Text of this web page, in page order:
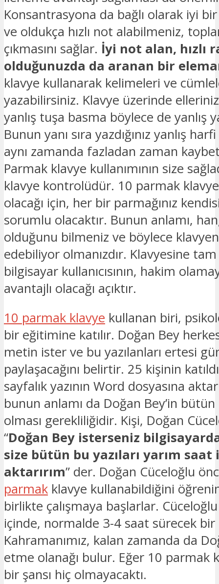
Konsantrasyona da bağlı olarak iyi bir
ve oldukça hızlı not alabilmeniz,
çıkmasını sağlar. İyi not alan, hızlı
olduğunuzda da aranan bir
klavye kullanarak kelimeleri ve
yazabilirsiniz. Klavye üzerinde
yanlış tuşa basma böylece de yanlış
Bunun yanı sıra yazdığınız yanlış
aynı zamanda fazladan zaman
Parmak klavye kullanımının size
klavye kontrolüdür. 10 parmak
olacağı için, her bir parmağınız
sorumlu olacaktır. Bunun anlamı,
olduğunu bilmeniz ve böylece
edebiliyor olmanızdır. Klavyesine
bilgisayar kullanıcısının, hakim
avantajlı olacağı açıktır.
10 parmak klavye kullanan biri,
bir eğitimine katılır. Doğan Bey
metin ister ve bu yazılanları ertesi
paylaşacağını belirtir. 25 kişinin
sayfalık yazının Word dosyasına
bunun anlamı da Doğan Bey’in
olması gerekliliğidir. Kişi, Doğan
“Doğan Bey isterseniz
size bütün bu yazıları yarım
aktarırım” der. Doğan Cüceloğlu
parmak klavye kullanabildiğini
birlikte çalışmaya başlarlar.
içinde, normalde 3-4 saat sürecek
Kahramanımız, kalan zamanda da
etme olanağı bulur. Eğer 10 parmak
bir şansı hiç olmayacaktı.